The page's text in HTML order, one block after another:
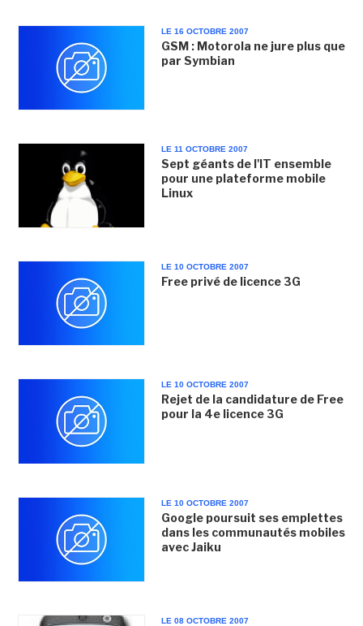
LE 16 OCTOBRE 2007
GSM : Motorola ne jure plus que
par Symbian
LE 11 OCTOBRE 2007
Sept géants de l'IT ensemble
pour une plateforme mobile
Linux
LE 10 OCTOBRE 2007
Free privé de licence 3G
LE 10 OCTOBRE 2007
Rejet de la candidature de Free
pour la 4e licence 3G
LE 10 OCTOBRE 2007
Google poursuit ses emplettes
dans les communautés mobiles
avec Jaiku
LE 08 OCTOBRE 2007